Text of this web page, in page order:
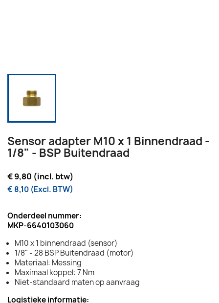
Sensor adapter M10 x 1 Binnendraad -
1/8" - BSP Buitendraad
€ 9,80 (incl. btw)
€ 8,10 (Excl. BTW)
Onderdeel nummer:
MKP-6640103060
M10 x 1 binnendraad (sensor)
1/8" - 28 BSP Buitendraad (motor)
Materiaal: Messing
Maximaal koppel: 7 Nm
Niet-standaard maten op aanvraag
Logistieke informatie: